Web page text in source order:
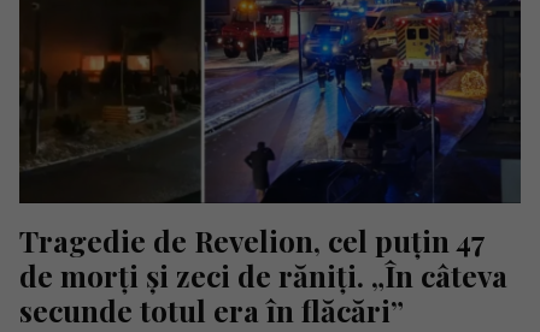
Tragedie de Revelion, cel puțin 47
de morți și zeci de răniți. „În câteva
secunde totul era în flăcări”